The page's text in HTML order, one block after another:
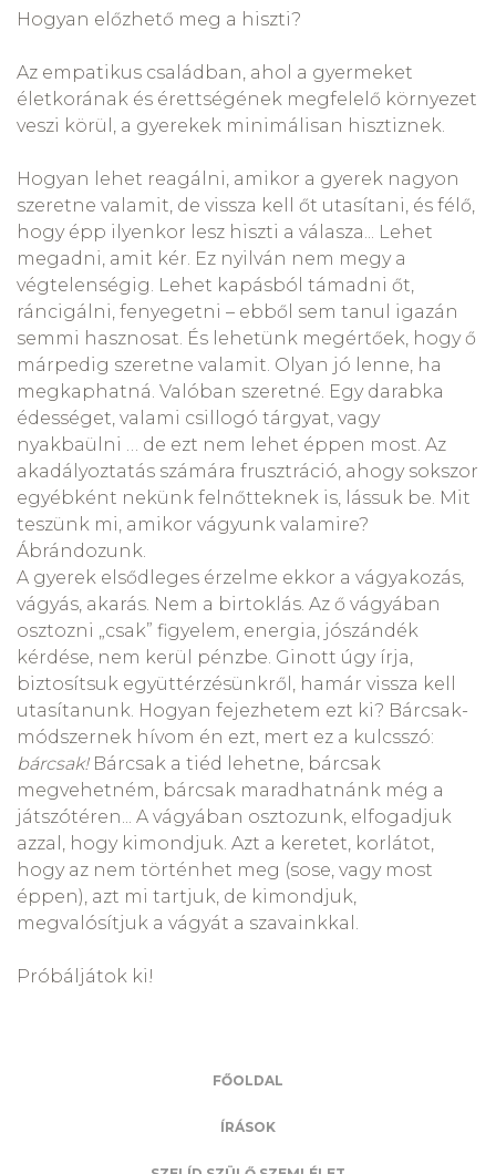
Hogyan előzhető meg a hiszti?
Az empatikus családban, ahol a gyermeket
életkorának és érettségének megfelelő környezet
veszi körül, a gyerekek minimálisan hisztiznek.
Hogyan lehet reagálni, amikor a gyerek nagyon
szeretne valamit, de vissza kell őt utasítani, és félő,
hogy épp ilyenkor lesz hiszti a válasza... Lehet
megadni, amit kér. Ez nyilván nem megy a
végtelenségig. Lehet kapásból támadni őt,
ráncigálni, fenyegetni – ebből sem tanul igazán
semmi hasznosat. És lehetünk megértőek, hogy ő
márpedig szeretne valamit. Olyan jó lenne, ha
megkaphatná. Valóban szeretné. Egy darabka
édességet, valami csillogó tárgyat, vagy
nyakbaülni … de ezt nem lehet éppen most. Az
akadályoztatás számára frusztráció, ahogy sokszor
egyébként nekünk felnőtteknek is, lássuk be. Mit
teszünk mi, amikor vágyunk valamire?
Ábrándozunk.
A gyerek elsődleges érzelme ekkor a vágyakozás,
vágyás, akarás. Nem a birtoklás. Az ő vágyában
osztozni „csak” figyelem, energia, jószándék
kérdése, nem kerül pénzbe. Ginott úgy írja,
biztosítsuk együttérzésünkről, hamár vissza kell
utasítanunk. Hogyan fejezhetem ezt ki? Bárcsak-
módszernek hívom én ezt, mert ez a kulcsszó:
bárcsak! Bárcsak a tiéd lehetne, bárcsak
megvehetném, bárcsak maradhatnánk még a
játszótéren... A vágyában osztozunk, elfogadjuk
azzal, hogy kimondjuk. Azt a keretet, korlátot,
hogy az nem történhet meg (sose, vagy most
éppen), azt mi tartjuk, de kimondjuk,
megvalósítjuk a vágyát a szavainkkal.
Próbáljátok ki!
FŐOLDAL
ÍRÁSOK